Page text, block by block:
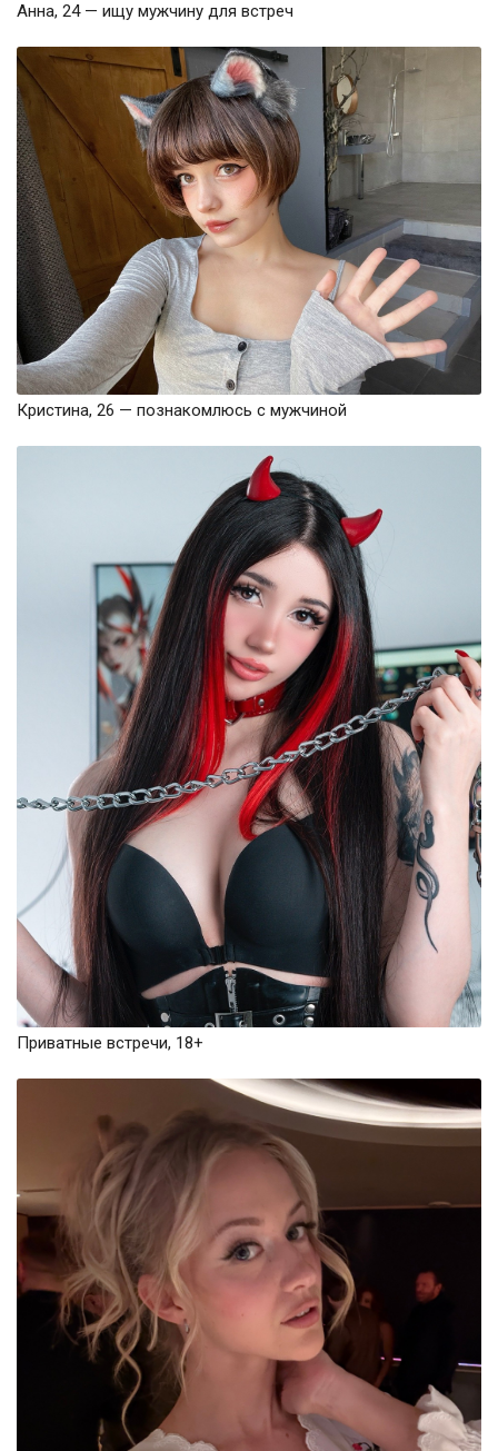
Анна, 24 — ищу мужчину для встреч
Кристина, 26 — познакомлюсь с мужчиной
Приватные встречи, 18+